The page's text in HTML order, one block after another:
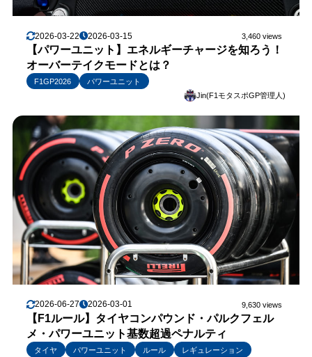
2026-03-22 2026-03-15 3,460 views
【パワーユニット】エネルギーチャージを知ろう！
オーバーテイクモードとは？
F1GP2026
パワーユニット
Jin(F1モタスポGP管理人)
2026-06-27 2026-03-01 9,630 views
【F1ルール】タイヤコンパウンド・パルクフェル
メ・パワーユニット基数超過ペナルティ
タイヤ パワーユニット ルール
レギュレーション